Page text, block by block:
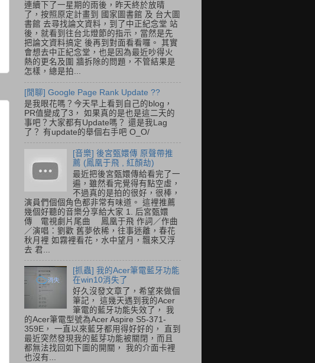
連續下了一星期的雨後，昨天終於放晴
了，按照原定計畫到 國家圖書館 及 台大圖
書館 去尋找論文資料，到了中正紀念堂 站
後，就看到往台北燈節的指示，當然是先
把論文資料搞定 後再到對面看看囉。 其實
會想去中正紀念堂，也是因為最近吵得火
熱的更名及圍 牆拆除的問題，不管結果是
怎樣，總是拍...
[閒聊] Google Page Rank Update ??
是我眼花嗎？今天早上看到自己的blog，
PR值變成了3， 如果真的是也是這二天的
事吧？大家都有Update嗎？ 還是我Lag
了？ 有update的舉個右手吧 O_O/
[音樂] 後宮甄嬛傳 原聲帶推
薦 (鳳凰于飛 , 紅顏劫)
最近把後宮甄嬛傳給看完了一
遍，雖然看完覺得有點空虛，
不過真的是拍的很好，很棒，
演員們個個角色都非常有味道。 這裡推薦
幾個好聽的音樂分享給大家 1. 后宮甄嬛
傳 電視劇片尾曲 鳳凰于飛 作詞／作曲
／演唱：劉歡 舊夢依稀，往事迷離，春花
秋月裡 如霧裡看花，水中望月，飄來又浮
去 君...
[抓蟲] 我的Acer筆電藍牙功能
在win10消失了
好久沒發文章了，希望來做個
筆記， 這幾天遇到我的Acer
筆電的藍牙功能失效了， 我
的Acer筆電型號為Acer Aspire S5-371-
359E， 一直以來藍牙都用得好好的， 直到
最近突然發現我的藍芽功能被關閉，而且
都無法找回如下圖的開關， 我的介面卡裡
也沒有...